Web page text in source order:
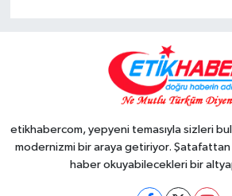
etikhabercom, yepyeni temasıyla sizleri
modernizmi bir araya getiriyor. Şatafattan
haber okuyabilecekleri bir